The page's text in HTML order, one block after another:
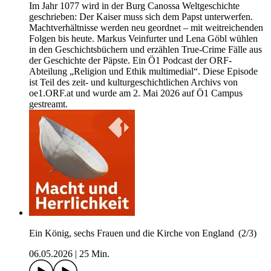
Im Jahr 1077 wird in der Burg Canossa Weltgeschichte
geschrieben: Der Kaiser muss sich dem Papst unterwerfen.
Machtverhältnisse werden neu geordnet – mit weitreichenden
Folgen bis heute. Markus Veinfurter und Lena Göbl wühlen
in den Geschichtsbüchern und erzählen True-Crime Fälle aus
der Geschichte der Päpste. Ein Ö1 Podcast der ORF-
Abteilung „Religion und Ethik multimedial“. Diese Episode
ist Teil des zeit- und kulturgeschichtlichen Archivs von
oe1.ORF.at und wurde am 2. Mai 2026 auf Ö1 Campus
gestreamt.
Ein König, sechs Frauen und die Kirche von England (2/3)
06.05.2026
25 Min.